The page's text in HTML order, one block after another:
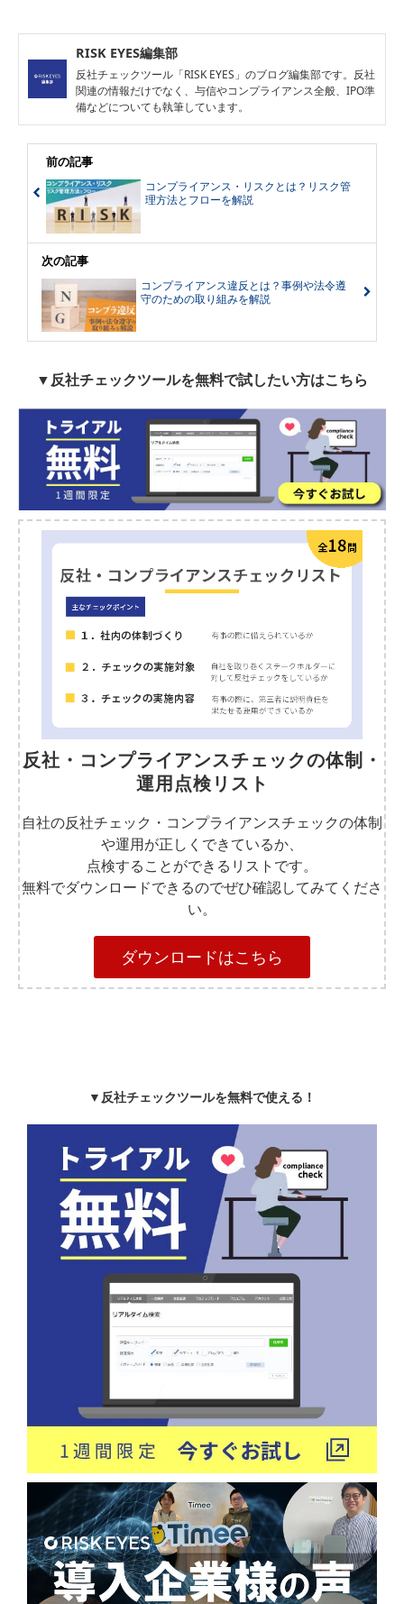
知識と管理方法などを解説します。
の経営が傾いてしまう可能性も十分
手く連動させることが重要です。 今
回は、「IPO準備に必要な業績成長
と内部統制」のポイントを期間別に
RISK EYES編集部
反社チェックツール「RISK EYES」のブログ編集部です。反社
関連の情報だけでなく、与信やコンプライアンス全般、IPO準
備などについても執筆しています。
前の記事
コンプライアンス・リスクとは？リスク管
理方法とフローを解説
次の記事
コンプライアンス違反とは？事例や法令遵
守のための取り組みを解説
▼反社チェックツールを無料で試したい方はこちら
反社・コンプライアンスチェックの体制・
運用点検リスト
自社の反社チェック・コンプライアンスチェックの体制
や運用が正しくできているか、
点検することができるリストです。
無料でダウンロードできるのでぜひ確認してみてくださ
い。
ダウンロードはこちら
▼反社チェックツールを無料で使える！